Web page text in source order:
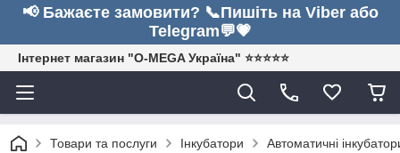
📢 Бажаєте замовити? 📞Пишіть на Viber або
Telegram💬💗
Інтернет магазин "O-MEGA Україна" ⭐⭐⭐⭐⭐
Товари та послуги Інкубатори Автоматичні